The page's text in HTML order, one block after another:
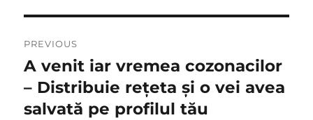
navigation
PREVIOUS
Previous
post:
A venit iar vremea cozonacilor
– Distribuie rețeta și o vei avea
salvată pe profilul tău